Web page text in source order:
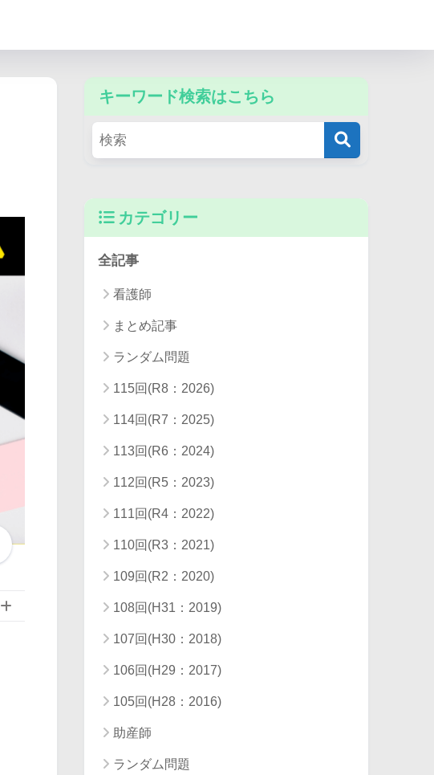
キーワード検索はこちら
カテゴリー
全記事
看護師
まとめ記事
ランダム問題
115回(R8：2026)
114回(R7：2025)
113回(R6：2024)
112回(R5：2023)
111回(R4：2022)
110回(R3：2021)
109回(R2：2020)
108回(H31：2019)
107回(H30：2018)
106回(H29：2017)
105回(H28：2016)
助産師
ランダム問題